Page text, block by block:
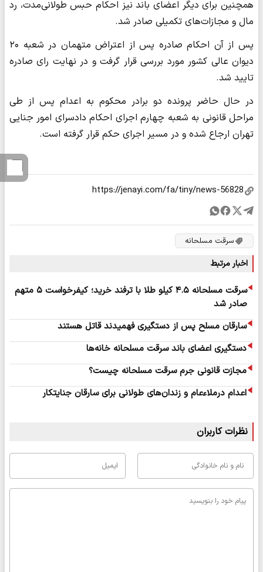
همچنین برای دیگر اعضای باند نیز احکام حبس طولانی‌مدت، رد
مال و مجازات‌های تکمیلی صادر شد.
پس از آن احکام صادره پس از اعتراض متهمان در شعبه ۲۰
دیوان عالی کشور مورد بررسی قرار گرفت و در نهایت رای صادره
تایید شد.
در حال حاضر پرونده دو برادر محکوم به اعدام پس از طی
مراحل قانونی به شعبه چهارم اجرای احکام دادسرای امور جنایی
تهران ارجاع شده و در مسیر اجرای حکم قرار گرفته است.
سرقت مسلحانه
اخبار مرتبط
سرقت مسلحانه ۴.۵ کیلو طلا با ترفند خرید؛ کیفرخواست ۵ متهم
صادر شد
سارقان مسلح پس از دستگیری فهمیدند قاتل هستند
دستگیری اعضای باند سرقت مسلحانه خانه‌ها
مجازت قانونی جرم سرقت مسلحانه چیست؟
اعدام درملاءعام و زندان‌های طولانی برای سارقان جنایتکار
نظرات کاربران